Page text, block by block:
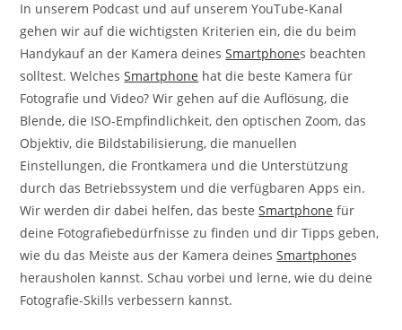
In unserem Podcast und auf unserem YouTube-Kanal
gehen wir auf die wichtigsten Kriterien ein, die du beim
Handykauf an der Kamera deinesSmartphones beachten
solltest. WelchesSmartphone hat die beste Kamera für
Fotografie und Video? Wir gehen auf die Auflösung, die
Blende, die ISO-Empfindlichkeit, den optischen Zoom, das
Objektiv, die Bildstabilisierung, die manuellen
Einstellungen, die Frontkamera und die Unterstützung
durch das Betriebssystem und die verfügbaren Apps ein.
Wir werden dir dabei helfen, das besteSmartphone für
deine Fotografiebedürfnisse zu finden und dir Tipps geben,
wie du das Meiste aus der Kamera deinesSmartphones
herausholen kannst. Schau vorbei und lerne, wie du deine
Fotografie-Skills verbessern kannst.